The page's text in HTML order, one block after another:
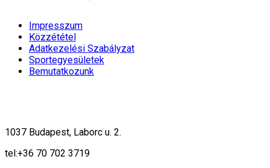
Impresszum
Közzététel
Adatkezelési Szabályzat
Sportegyesületek
Bemutatkozunk
1037 Budapest, Laborc u. 2.
tel:+36 70 702 3719